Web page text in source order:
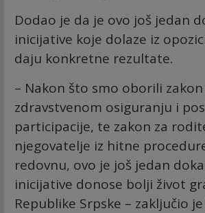
Dodao je da je ovo još jedan
inicijative koje dolaze iz
daju konkretne rezultate.
– Nakon što smo oborili
zdravstvenom osiguranju i
participacije, te zakon za
njegovatelje iz hitne
redovnu, ovo je još jedan
inicijative donose bolji život
Republike Srpske – zaključio